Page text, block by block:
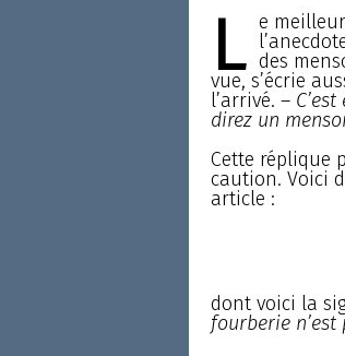
L e
des
vue, s’écrie
l’arrivé. –
direz un
Cette réplique
caution. Voici
article :
dont voici la
fourberie